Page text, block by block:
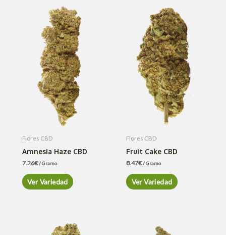
Flores CBD
Amnesia Haze CBD
7.26€/ Gramo
Ver Variedad
Flores CBD
Fruit Cake CBD
8.47€/ Gramo
Ver Variedad